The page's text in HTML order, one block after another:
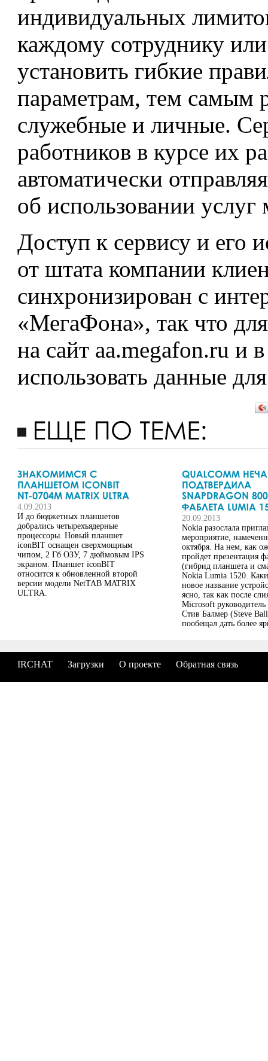
индивидуальных
каждому сотруднику
установить гибкие
параметрам, тем самым
служебные и личные.
работников в курсе их
автоматически
об использовании
Доступ к сервису и его
от штата компании
синхронизирован с
«МегаФона», так что
на сайт aa.megafon.ru и
использовать данные
4.09.2013
И до бюджетных планшетов
добрались четырехъядерные
процессоры. Новый планшет
iconBIT оснащен сверхмощным
чипом, 2 Гб ОЗУ, 7 дюймовым IPS
экраном. Планшет iconBIT
относится к обновленной второй
версии модели NetTAB MATRIX
ULTRA.
20.09.2013
Nokia разослала
мероприятие,
октября. На нем, как
пройдет презентация
(гибрид планшета и
Nokia Lumia 1520.
новое название
ясно, так как после
Microsoft
Стив Балмер (Steve
пообещал дать более
IRCHAT Загрузки О проекте Обратная связь